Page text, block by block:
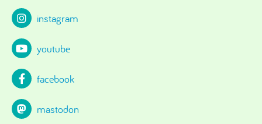
instagram
youtube
facebook
mastodon